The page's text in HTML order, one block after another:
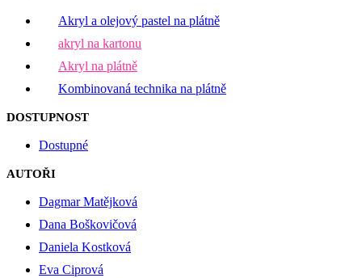
Akryl a olejový pastel na plátně
akryl na kartonu
Akryl na plátně
Kombinovaná technika na plátně
DOSTUPNOST
Dostupné
AUTOŘI
Dagmar Matějková
Dana Boškovičová
Daniela Kostková
Eva Ciprová